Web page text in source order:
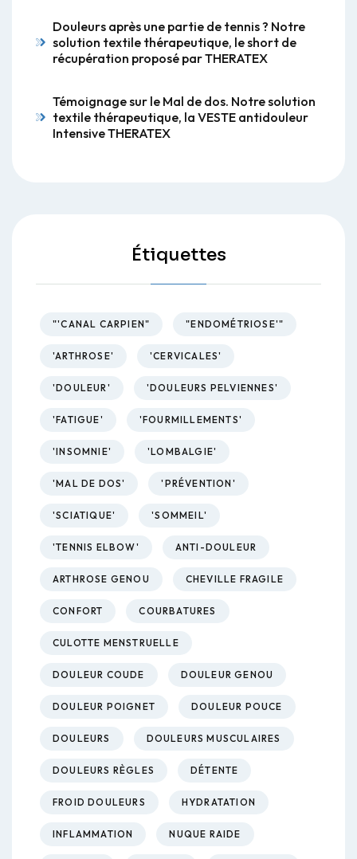
Douleurs après une partie de tennis ? Notre
solution textile thérapeutique, le short de
récupération proposé par THERATEX
Témoignage sur le Mal de dos. Notre solution
textile thérapeutique, la VESTE antidouleur
Intensive THERATEX
Étiquettes
"'CANAL CARPIEN" "ENDOMÉTRIOSE'"
'ARTHROSE' 'CERVICALES'
'DOULEUR' 'DOULEURS PELVIENNES'
'FATIGUE' 'FOURMILLEMENTS'
'INSOMNIE' 'LOMBALGIE'
'MAL DE DOS' 'PRÉVENTION'
'SCIATIQUE' 'SOMMEIL'
'TENNIS ELBOW' ANTI-DOULEUR
ARTHROSE GENOU CHEVILLE FRAGILE
CONFORT COURBATURES
CULOTTE MENSTRUELLE
DOULEUR COUDE DOULEUR GENOU
DOULEUR POIGNET DOULEUR POUCE
DOULEURS DOULEURS MUSCULAIRES
DOULEURS RÈGLES DÉTENTE
FROID DOULEURS HYDRATATION
INFLAMMATION NUQUE RAIDE